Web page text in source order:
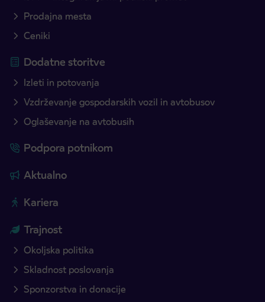
Prodajna mesta
Ceniki
Dodatne storitve
Izleti in potovanja
Vzdrževanje gospodarskih vozil in avtobusov
Oglaševanje na avtobusih
Podpora potnikom
Aktualno
Kariera
Trajnost
Okoljska politika
Skladnost poslovanja
Sponzorstva in donacije